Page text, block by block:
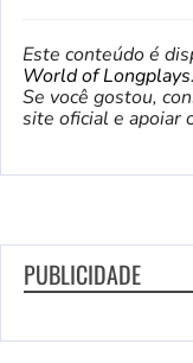
Este conteúdo é
World of Longplays.
Se você gostou,
site oficial e apoiar
PUBLICIDADE